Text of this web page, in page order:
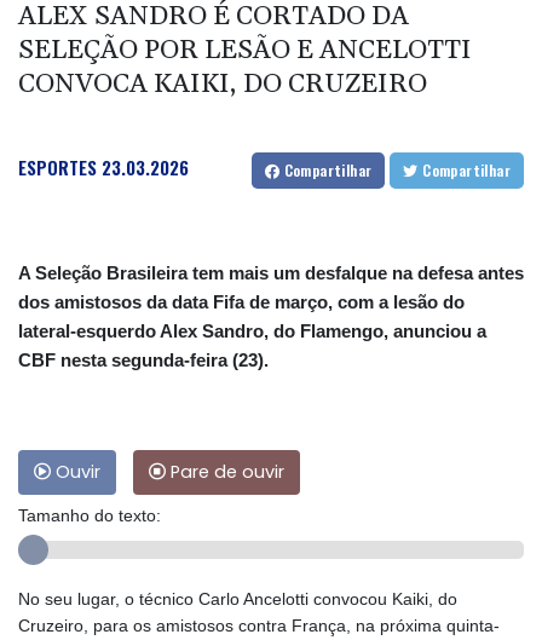
ALEX SANDRO É CORTADO DA
SELEÇÃO POR LESÃO E ANCELOTTI
CONVOCA KAIKI, DO CRUZEIRO
ESPORTES 23.03.2026 Compartilhar Compartilhar
A Seleção Brasileira tem mais um desfalque na defesa antes
dos amistosos da data Fifa de março, com a lesão do
lateral-esquerdo Alex Sandro, do Flamengo, anunciou a
CBF nesta segunda-feira (23).
Ouvir Pare de ouvir
Tamanho do texto:
No seu lugar, o técnico Carlo Ancelotti convocou Kaiki, do
Cruzeiro, para os amistosos contra França, na próxima quinta-